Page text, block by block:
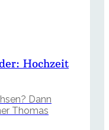
Hochzeit
Dann
Thomas